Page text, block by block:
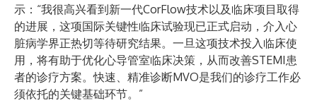
示：“我很高兴看到新一代CorFlow技术以及临床项目取得
的进展，这项国际关键性临床试验现已正式启动，介入心
脏病学界正热切等待研究结果。一旦这项技术投入临床使
用，将有助于优化心导管室临床决策，从而改善STEMI患
者的诊疗方案。快速、精准诊断MVO是我们的诊疗工作必
须依托的关键基础环节。”